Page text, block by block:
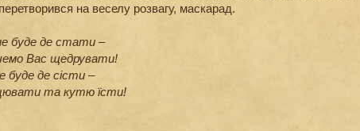
на веселу розвагу, маскарад.
буде де стати –
Вас щедрувати!
де сісти –
та кутю їсти!